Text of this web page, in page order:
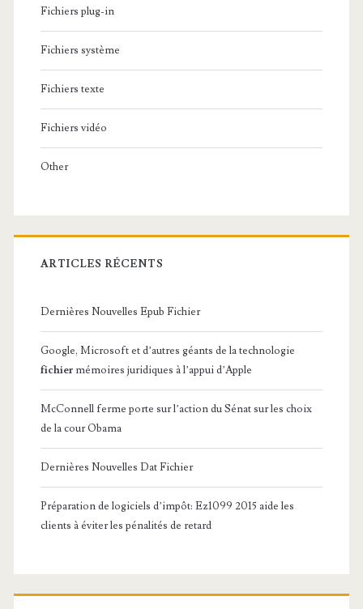
Fichiers plug-in
Fichiers système
Fichiers texte
Fichiers vidéo
Other
ARTICLES RÉCENTS
Dernières Nouvelles Epub Fichier
Google, Microsoft et d’autres géants de la technologie
fichier mémoires juridiques à l’appui d’Apple
McConnell ferme porte sur l’action du Sénat sur les choix
de la cour Obama
Dernières Nouvelles Dat Fichier
Préparation de logiciels d’impôt: Ez1099 2015 aide les
clients à éviter les pénalités de retard